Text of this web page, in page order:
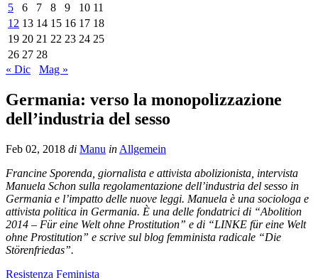
5
6 7 8 9 10 11
12 13 14 15 16 17 18
19 20 21 22 23 24 25
26 27 28
« Dic
Mag »
Germania: verso la monopolizzazione
dell’industria del sesso
Feb 02, 2018 di Manu in Allgemein
Francine Sporenda, giornalista e attivista abolizionista, intervista
Manuela Schon sulla regolamentazione dell’industria del sesso in
Germania e l’impatto delle nuove leggi. Manuela è una sociologa e
attivista politica in Germania. È una delle fondatrici di “Abolition
2014 – Für eine Welt ohne Prostitution” e di “LINKE für eine Welt
ohne Prostitution” e scrive sul blog femminista radicale “Die
Störenfriedas”.
Resistenza Feminista